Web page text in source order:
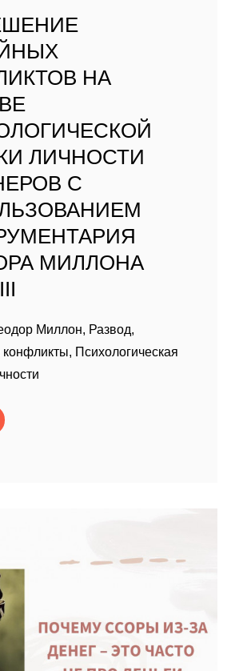
НА
ЛИЧНОСТИ
С
МИЛЛОНА
Миллон, Развод,
Психологическая